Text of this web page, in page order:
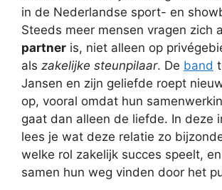
in de Nederlandse sport- en
Steeds meer mensen vragen zich
partner is, niet alleen op
als zakelijke steunpilaar. De band
Jansen en zijn geliefde roept
op, vooral omdat hun
gaat dan alleen de liefde. In deze
lees je wat deze relatie zo
welke rol zakelijk succes speelt,
samen hun weg vinden door het